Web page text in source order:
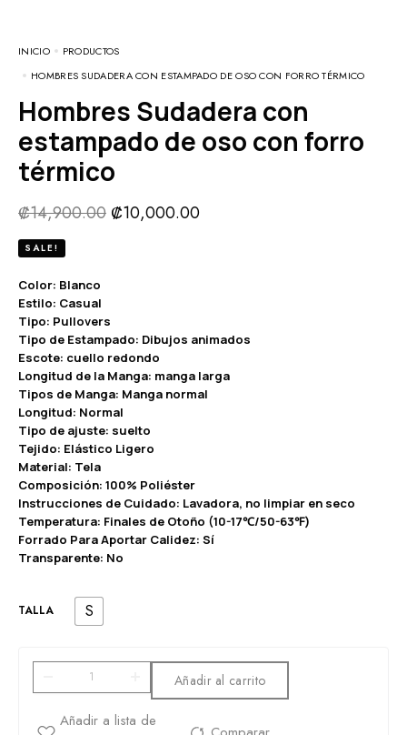
INICIO
PRODUCTOS
HOMBRES SUDADERA CON ESTAMPADO DE OSO CON FORRO TÉRMICO
Hombres Sudadera con
estampado de oso con forro
térmico
₡14,900.00 ₡10,000.00
SALE!
Color: Blanco
Estilo: Casual
Tipo: Pullovers
Tipo de Estampado: Dibujos animados
Escote: cuello redondo
Longitud de la Manga: manga larga
Tipos de Manga: Manga normal
Longitud: Normal
Tipo de ajuste: suelto
Tejido: Elástico Ligero
Material: Tela
Composición: 100% Poliéster
Instrucciones de Cuidado: Lavadora, no limpiar en seco
Temperatura: Finales de Otoño (10-17℃/50-63℉)
Forrado Para Aportar Calidez: Sí
Transparente: No
TALLA S
Añadir al carrito